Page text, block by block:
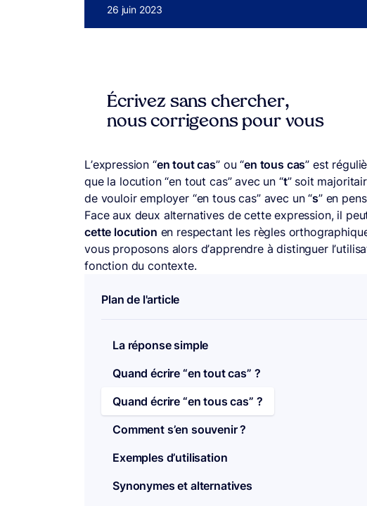
Publié le
26 juin 2023
Écrivez sans chercher,
nous corrigeons pour vous
L’expression “en tout cas” ou “en tous cas” est
que la locution “en tout cas” avec un “t” soit
de vouloir employer “en tous cas” avec un “s” en
Face aux deux alternatives de cette expression, il
cette locution en respectant les règles
vous proposons alors d’apprendre à distinguer
fonction du contexte.
Plan de l'article
La réponse simple
Quand écrire “en tout cas” ?
Quand écrire “en tous cas” ?
Comment s’en souvenir ?
Exemples d’utilisation
Synonymes et alternatives